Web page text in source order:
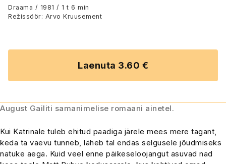
Draama / 1981 / 1 t 6 min
Režissöör: Arvo Kruusement
Laenuta 3.60 €
August Gailiti samanimelise romaani ainetel.
Kui Katrinale tuleb ehitud paadiga järele mees mere tagant,
keda ta vaevu tunneb, läheb tal endas selgusele jõudmiseks
natuke aega. Kuid veel enne päikeseloojangut asuvad nad